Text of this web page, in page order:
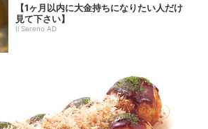
【1ヶ月以内に大金持ちになりたい人だけ
見て下さい】
Il Sereno AD